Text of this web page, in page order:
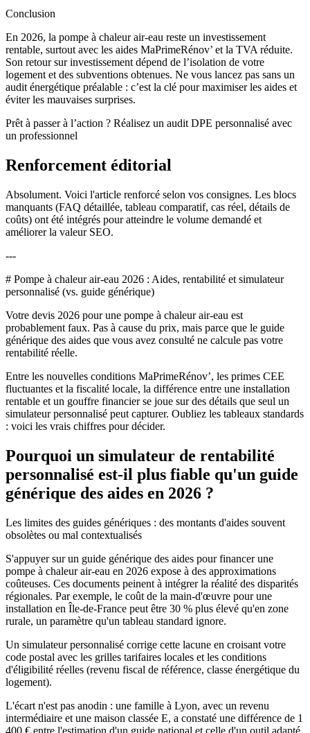
Conclusion
En 2026, la pompe à chaleur air-eau reste un investissement
rentable, surtout avec les aides MaPrimeRénov’ et la TVA réduite.
Son retour sur investissement dépend de l’isolation de votre
logement et des subventions obtenues. Ne vous lancez pas sans un
audit énergétique préalable : c’est la clé pour maximiser les aides et
éviter les mauvaises surprises.
Prêt à passer à l’action ? Réalisez un audit DPE personnalisé avec
un professionnel
Renforcement éditorial
Absolument. Voici l'article renforcé selon vos consignes. Les blocs
manquants (FAQ détaillée, tableau comparatif, cas réel, détails de
coûts) ont été intégrés pour atteindre le volume demandé et
améliorer la valeur SEO.
---
# Pompe à chaleur air-eau 2026 : Aides, rentabilité et simulateur
personnalisé (vs. guide générique)
Votre devis 2026 pour une pompe à chaleur air-eau est
probablement faux. Pas à cause du prix, mais parce que le guide
générique des aides que vous avez consulté ne calcule pas votre
rentabilité réelle.
Entre les nouvelles conditions MaPrimeRénov’, les primes CEE
fluctuantes et la fiscalité locale, la différence entre une installation
rentable et un gouffre financier se joue sur des détails que seul un
simulateur personnalisé peut capturer. Oubliez les tableaux standards
: voici les vrais chiffres pour décider.
Pourquoi un simulateur de rentabilité
personnalisé est-il plus fiable qu'un guide
générique des aides en 2026 ?
Les limites des guides génériques : des montants d'aides souvent
obsolètes ou mal contextualisés
S'appuyer sur un guide générique des aides pour financer une
pompe à chaleur air-eau en 2026 expose à des approximations
coûteuses. Ces documents peinent à intégrer la réalité des disparités
régionales. Par exemple, le coût de la main-d'œuvre pour une
installation en Île-de-France peut être 30 % plus élevé qu'en zone
rurale, un paramètre qu'un tableau standard ignore.
Un simulateur personnalisé corrige cette lacune en croisant votre
code postal avec les grilles tarifaires locales et les conditions
d'éligibilité réelles (revenu fiscal de référence, classe énergétique du
logement).
L'écart n'est pas anodin : une famille à Lyon, avec un revenu
intermédiaire et une maison classée E, a constaté une différence de 1
400 € entre l'estimation d'un guide national et celle d'un outil adapté